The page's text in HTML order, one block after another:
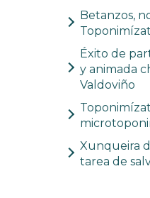
Betanzos,
Éxito de
y animada
Valdoviño
Xunqueira
tarea de